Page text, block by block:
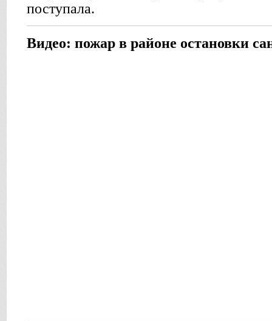
поступала.
Видео: пожар в районе остановки